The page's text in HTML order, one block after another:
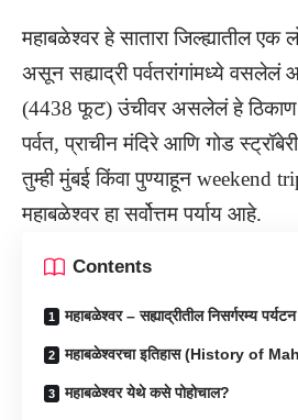
महाबळेश्वर हे सातारा जिल्ह्यातील
असून सह्याद्री पर्वतरांगांमध्ये वसलेलं
(4438 फूट) उंचीवर असलेलं हे ठिकाण
पर्वत, प्राचीन मंदिरे आणि गोड
तुम्ही मुंबई किंवा पुण्याहून weekend
महाबळेश्वर हा सर्वोत्तम पर्याय आहे.
Contents
महाबळेश्वर – सह्याद्रीतील निसर्गरम्य
महाबळेश्वरचा इतिहास (History of
महाबळेश्वर येथे कसे पोहोचाल?